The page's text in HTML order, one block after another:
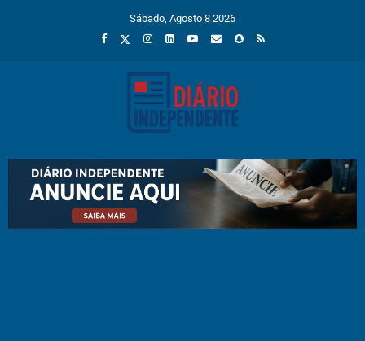
Sábado, Agosto 8 2026